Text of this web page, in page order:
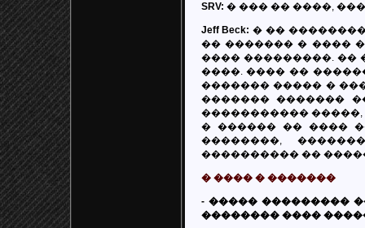
SRV: � ��� �� ����,
Jeff Beck: � ��
�� ������� � ����
���� ���������. ��
����. ���� ��
������� ����� �
������� �������
����������� �����,
� ������ �� ����
��������,
���������� ��
� ���� � �������
- ����� ���������
�������� ����